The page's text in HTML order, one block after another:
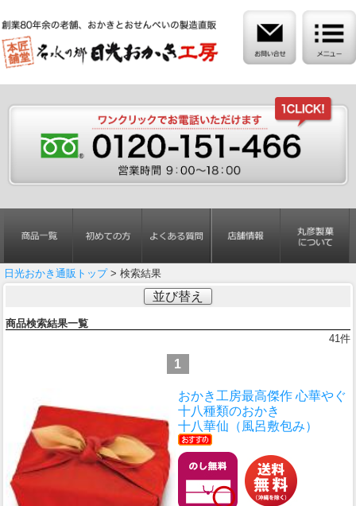
日光おかき通販トップ> 検索結果
並び替え
商品検索結果一覧
41 件
1
おかき工房最高傑作 心華やぐ
十八種類のおかき
十八華仙（風呂敷包み）